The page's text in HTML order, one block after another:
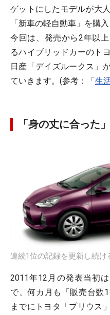
ゲットにしたモデルが大
「新車の軽自動車」を購
今回は、発売から2年以
るハイブリッドカーのト
日産「デイズルークス」
ていきます。(参考：「生
「身の丈に合った
連続1位の記録を更新し続け
2011年12月の発表当初
で、何カ月も「販売台数
までにトヨタ「プリウス